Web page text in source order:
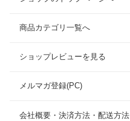
商品カテゴリ一覧へ
ショップレビューを見る
メルマガ登録(PC)
会社概要・決済方法・配送方法